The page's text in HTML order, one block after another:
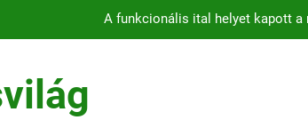
A funkcionális ital helyet kapott a
Belső comb edzés otthon – 5 hatékony gyakorlat